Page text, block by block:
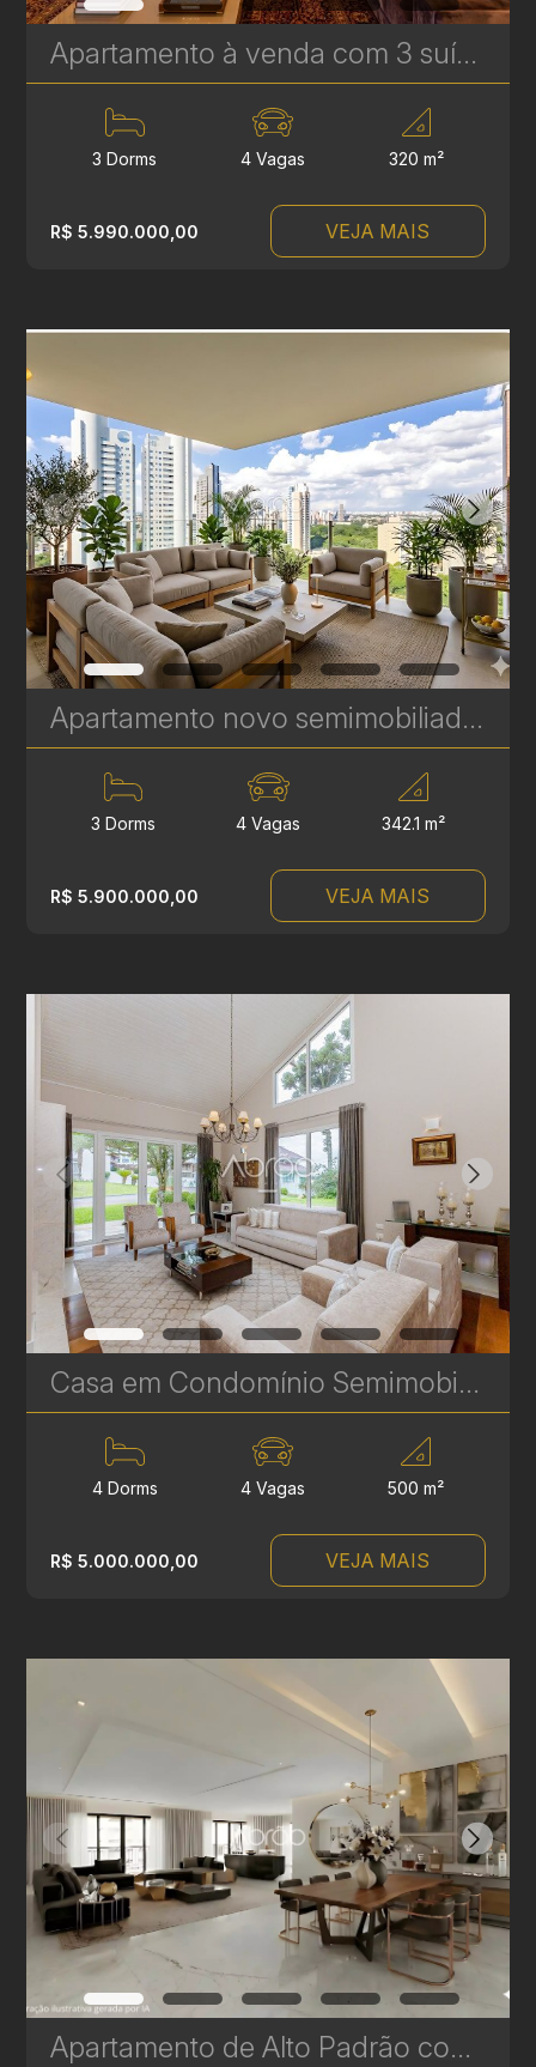
Apartamento à venda com 3 suítes no Ecoville - 320 m² - Experience Plaenge | Ref. 1794
3 Dorms 4 Vagas 320 m²
R$ 5.990.000,00 VEJA MAIS
Apartamento novo semimobiliado com 3 suítes no Ecoville - Seventy Upper Mansion - 342 m² | Ref. 452
3 Dorms 4 Vagas 342.1 m²
R$ 5.900.000,00 VEJA MAIS
Casa em Condomínio Semimobiliada com 4 Suítes no Ecoville – 500 m² - Alto Padrão e Exclusividade - Ref 412
4 Dorms 4 Vagas 500 m²
R$ 5.000.000,00 VEJA MAIS
Apartamento de Alto Padrão com 3 Suítes à venda no Ecoville - 368 m² - Vista Definitiva para o Parque Barigui | Ref. 685